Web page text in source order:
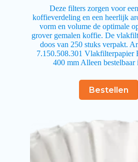
Deze filters zorgen voor
koffieverdeling en een heerlijk
vorm en volume de optimale
grover gemalen koffie. De
doos van 250 stuks verpakt.
7.150.508.301 Vlakfilterpapier
400 mm Alleen
Bestellen